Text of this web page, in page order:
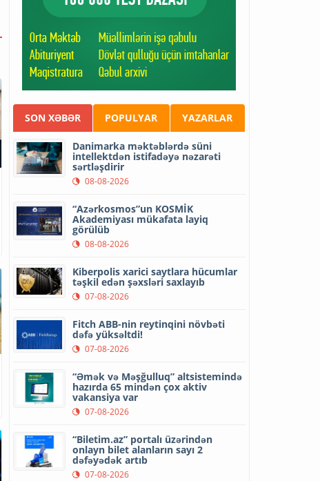
SON XƏBƏR POPULYAR YAZARLAR
Danimarka məktəblərdə süni
intellektdən istifadəyə nəzarəti
sərtləşdirir
08-08-2026
“Azərkosmos”un KOSMİK
Akademiyası mükafata layiq
görülüb
08-08-2026
Kiberpolis xarici saytlara hücumlar
təşkil edən şəxsləri saxlayıb
07-08-2026
Fitch ABB-nin reytinqini növbəti
dəfə yüksəltdi!
07-08-2026
“Əmək və Məşğulluq” altsistemində
hazırda 65 mindən çox aktiv
vakansiya var
07-08-2026
“Biletim.az” portalı üzərindən
onlayn bilet alanların sayı 2
dəfəyədək artıb
07-08-2026